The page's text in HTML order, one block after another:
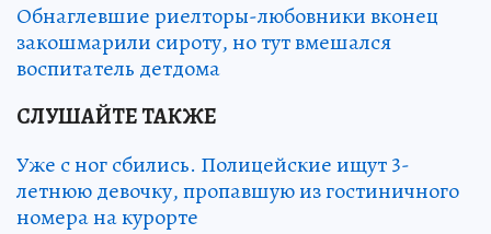
Обнаглевшие риелторы-любовники вконец
закошмарили сироту, но тут вмешался
воспитатель детдома
СЛУШАЙТЕ ТАКЖЕ
Уже с ног сбились. Полицейские ищут 3-
летнюю девочку, пропавшую из гостиничного
номера на курорте